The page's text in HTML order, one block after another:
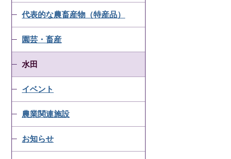
代表的な農畜産物（特産品）
園芸・畜産
水田
イベント
農業関連施設
お知らせ